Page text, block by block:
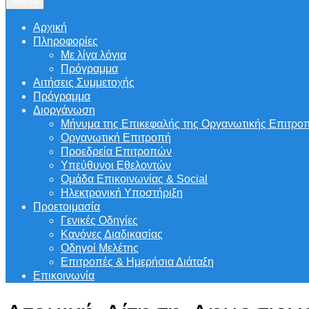
Αρχική
Πληροφορίες
Με λίγα λόγια
Πρόγραμμα
Αιτήσεις Συμμετοχής
Πρόγραμμα
Διοργάνωση
Μήνυμα της Επικεφαλής της Οργανωτικής
Οργανωτική Επιτροπή
Προεδρεία Επιτροπών
Υπεύθυνοι Εθελοντών
Ομάδα Επικοινωνίας & Social
Ηλεκτρονική Υποστήριξη
Προετοιμασία
Γενικές Οδηγίες
Κανόνες Διαδικασίας
Οδηγοί Μελέτης
Επιτροπές & Ημερήσια Διάταξη
Επικοινωνία